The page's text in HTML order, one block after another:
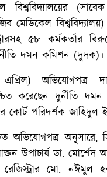
বিশ্ববিদ্যালয়ের
মেডিকেল
৫৮ কর্মকর্তার
দমন কমিশন (দুদক)।
অভিযোগপত্র
করেছেন দুর্নীতি
কোর্ট পরিদর্শক জাহিদুল
অভিযোগপত্র অনুসারে,
উপাচার্য ডা.
রেজিস্ট্রার মো.